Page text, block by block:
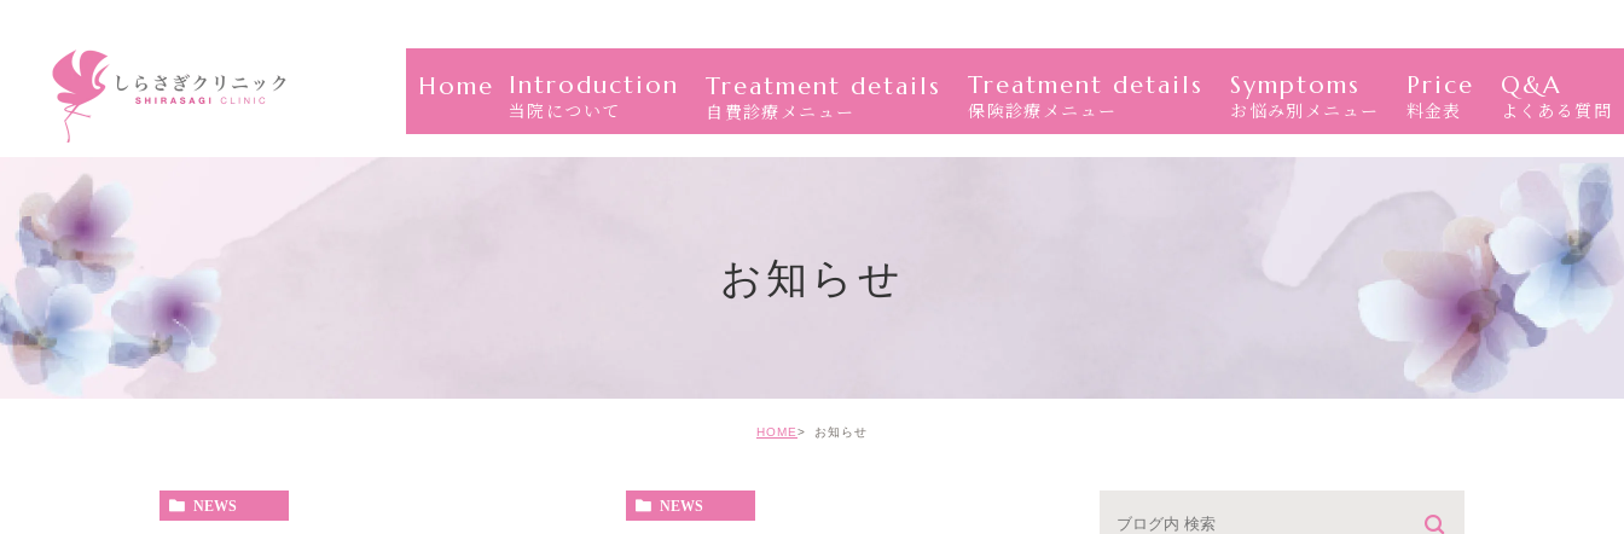
Home Introduction
当院について
Treatment details
自費診療メニュー
Treatment details
保険診療メニュー
Symptoms
お悩み別メニュー
Price
料金表
Q&A
よくある質問
お知らせ
HOME お知らせ
NEWS NEWS